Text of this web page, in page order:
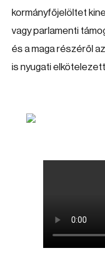
kormányfőjelöltet
vagy parlamenti
és a maga részéről
is nyugati